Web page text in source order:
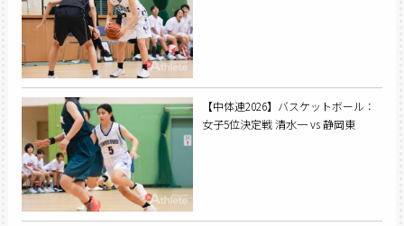
【中体連2026】バスケットボール：
女子5位決定戦 清水一 vs 静岡東